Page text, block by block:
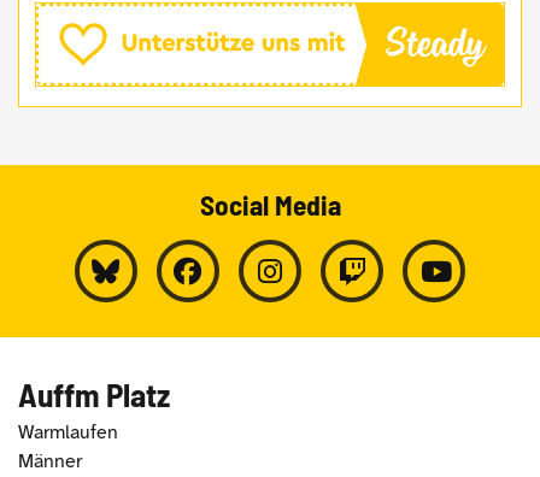
Social Media
Auffm Platz
Warmlaufen
Männer